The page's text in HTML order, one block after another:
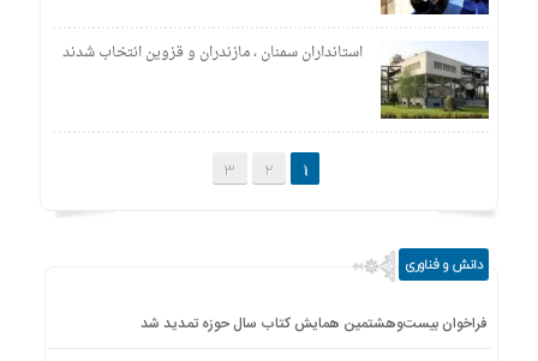
استانداران سمنان ، مازندران و قزوین انتخاب شدند
1
2
3
دانش و فناوری
فراخوان بیست‌وهشتمین همایش کتاب سال حوزه تمدید شد